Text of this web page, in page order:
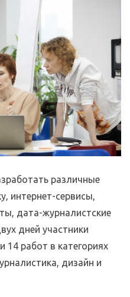
различные
интернет-сервисы,
дата-журналистские
дней участники
14 работ в категориях
дизайн и